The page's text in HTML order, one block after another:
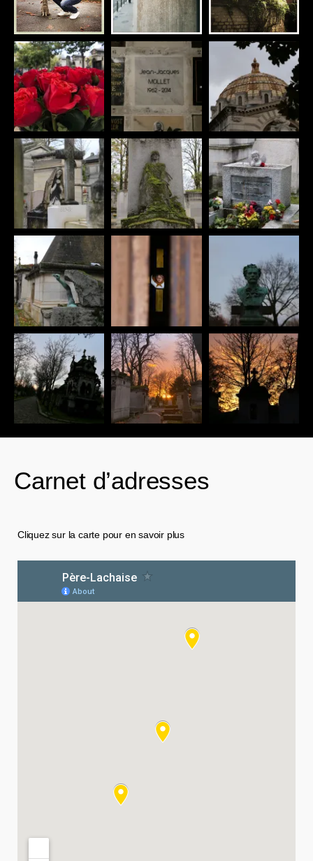
Carnet d’adresses
Cliquez sur la carte pour en savoir plus